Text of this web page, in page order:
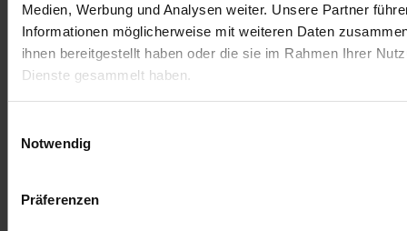
Medien, Werbung und Analysen weiter. Unsere Partner
Informationen möglicherweise mit weiteren Daten
ihnen bereitgestellt haben oder die sie im Rahmen Ihrer
Dienste gesammelt haben.
Notwendig
Präferenzen
Produkt :
1 Ergebnis(se) :